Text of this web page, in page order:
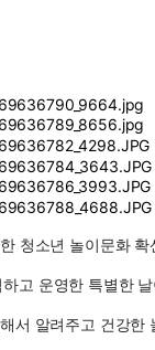
청소년 놀이문화
고 운영한 특별한
서 알려주고 건강